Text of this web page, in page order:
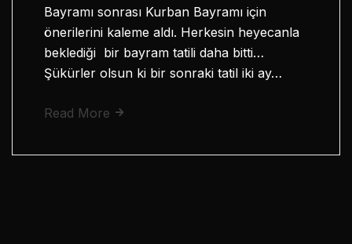
Bayramı sonrası Kurban Bayramı için
önerilerini kaleme aldı. Herkesin heyecanla
beklediği bir bayram tatili daha bitti…
Şükürler olsun ki bir sonraki tatil iki ay…
Read More